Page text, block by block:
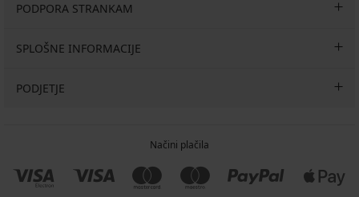
PODPORA STRANKAM
SPLOŠNE INFORMACIJE
PODJETJE
Načini plačila